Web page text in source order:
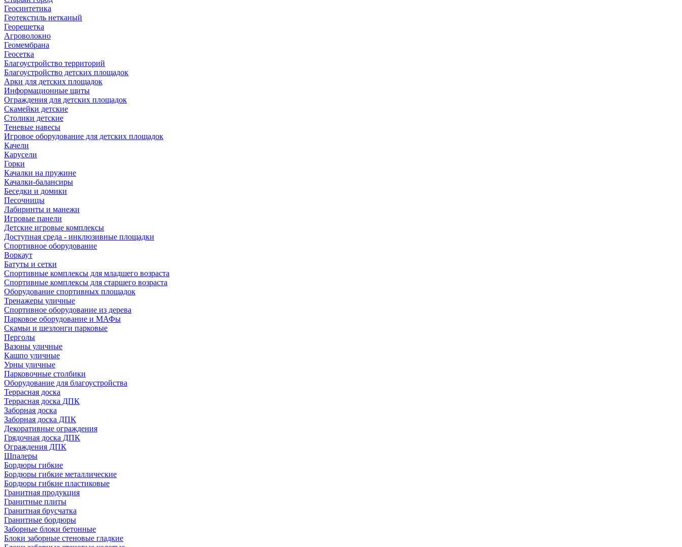
Геосинтетика
Геотекстиль нетканый
Георешетка
Агроволокно
Геомембрана
Геосетка
Благоустройство территорий
Благоустройство детских площадок
Арки для детских площадок
Информационные щиты
Ограждения для детских площадок
Скамейки детские
Столики детские
Теневые навесы
Игровое оборудование для детских площадок
Качели
Карусели
Горки
Качалки на пружине
Качалки-балансиры
Беседки и домики
Песочницы
Лабиринты и манежи
Игровые панели
Детские игровые комплексы
Доступная среда - инклюзивные площадки
Спортивное оборудование
Воркаут
Батуты и сетки
Спортивные комплексы для младшего возраста
Спортивные комплексы для старшего возраста
Оборудование спортивных площадок
Тренажеры уличные
Спортивное оборудование из дерева
Парковое оборудование и МАФы
Скамьи и шезлонги парковые
Перголы
Вазоны уличные
Кашпо уличные
Урны уличные
Парковочные столбики
Оборудование для благоустройства
Террасная доска
Террасная доска ДПК
Заборная доска
Заборная доска ДПК
Декоративные ограждения
Грядочная доска ДПК
Ограждения ДПК
Шпалеры
Бордюры гибкие
Бордюры гибкие металлические
Бордюры гибкие пластиковые
Гранитная продукция
Гранитные плиты
Гранитная брусчатка
Гранитные бордюры
Заборные блоки бетонные
Блоки заборные стеновые гладкие